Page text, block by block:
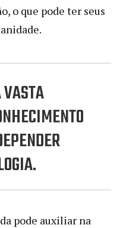
o que pode ter seus
pode auxiliar na